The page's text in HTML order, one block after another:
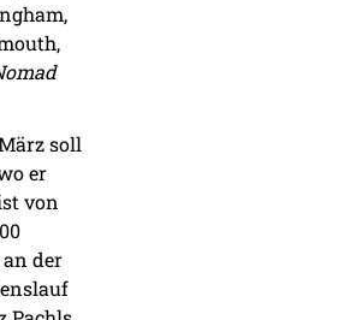
soll
er
von
der